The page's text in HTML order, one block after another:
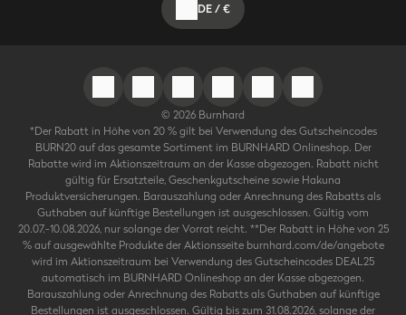
DE/€
© 2026 Burnhard
*Der Rabatt in Höhe von 20 % gilt bei Verwendung des Gutscheincodes
BURN20 auf das gesamte Sortiment im BURNHARD Onlineshop. Der
Rabatte wird im Aktionszeitraum an der Kasse abgezogen. Rabatt nicht
gültig für Ersatzteile, Geschenkgutscheine sowie Hakuna
Produktversicherungen. Barauszahlung oder Anrechnung des Rabatts als
Guthaben auf künftige Bestellungen ist ausgeschlossen. Gültig vom
20.07.-10.08.2026, nur solange der Vorrat reicht. **Der Rabatt in Höhe von 25
% auf ausgewählte Produkte der Aktionsseite burnhard.com/de/angebote
wird im Aktionszeitraum bei Verwendung des Gutscheincodes DEAL25
automatisch im BURNHARD Onlineshop an der Kasse abgezogen.
Barauszahlung oder Anrechnung des Rabatts als Guthaben auf künftige
Bestellungen ist ausgeschlossen. Gültig bis zum 31.08.2026, solange der